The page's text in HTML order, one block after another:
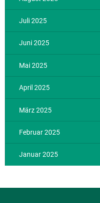
Juli 2025
Juni 2025
Mai 2025
April 2025
März 2025
Februar 2025
Januar 2025